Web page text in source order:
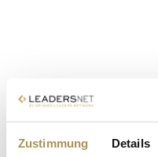
Zustimmung Details
Sollten Sie das Video nicht